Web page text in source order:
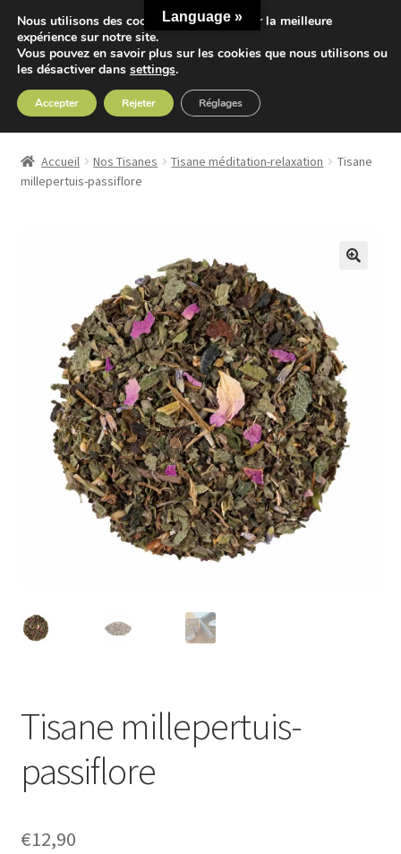
Aller
à
la
navigation
Aller
au
contenu
Accueil
Nos Thés
enfant
le
Accessoires
Accueil Nos Tisanes Tisane méditation-relaxation
Tisane
millepertuis-passiflore
Tisane millepertuis-
passiflore
€12,90
Language »
Nous utilisons des cookies pour vous offrir la meilleure
expérience sur notre site.
Vous pouvez en savoir plus sur les cookies que nous utilisons ou
les désactiver dans settings.
Accepter Rejeter Réglages